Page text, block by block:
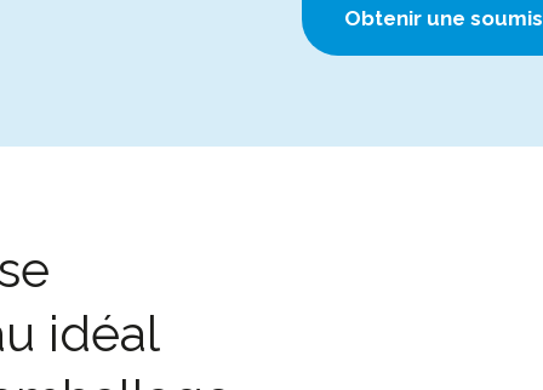
Obtenir une
idéal